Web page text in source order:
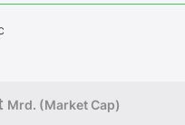
Mrd. (Market Cap)